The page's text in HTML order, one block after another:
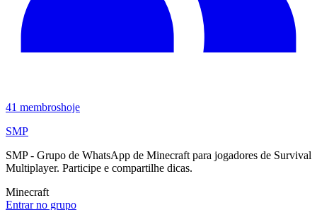
41 membroshoje
SMP
SMP - Grupo de WhatsApp de Minecraft para jogadores de Survival
Multiplayer. Participe e compartilhe dicas.
Minecraft
Entrar no grupo